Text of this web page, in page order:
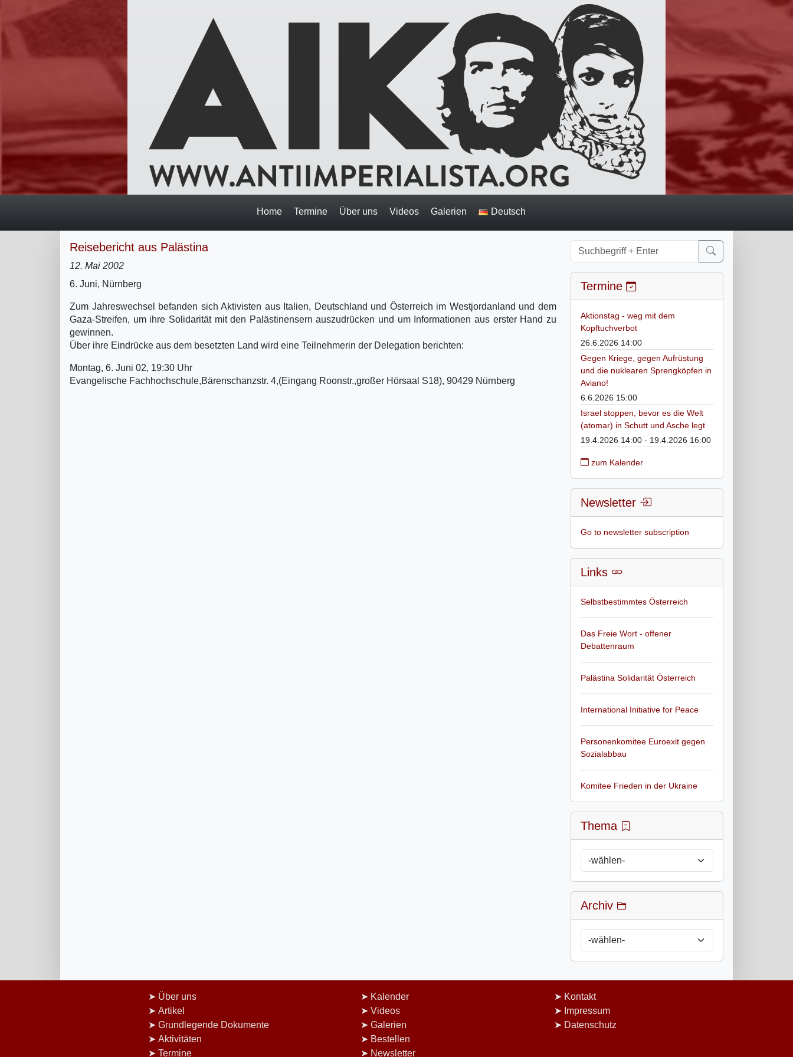
Home Termine Über uns Videos Galerien Deutsch
Reisebericht aus Palästina
12. Mai 2002
6. Juni, Nürnberg
Zum Jahreswechsel befanden sich Aktivisten aus Italien, Deutschland und Österreich im Westjordanland und dem
Gaza-Streifen, um ihre Solidarität mit den Palästinensern auszudrücken und um Informationen aus erster Hand zu
gewinnen.
Über ihre Eindrücke aus dem besetzten Land wird eine Teilnehmerin der Delegation berichten:
Montag, 6. Juni 02, 19:30 Uhr
Evangelische Fachhochschule,Bärenschanzstr. 4,(Eingang Roonstr.,großer Hörsaal S18), 90429 Nürnberg
Termine
Aktionstag - weg mit dem
Kopftuchverbot
26.6.2026 14:00
Gegen Kriege, gegen Aufrüstung
und die nuklearen Sprengköpfen in
Aviano!
6.6.2026 15:00
Israel stoppen, bevor es die Welt
(atomar) in Schutt und Asche legt
19.4.2026 14:00 - 19.4.2026 16:00
zum Kalender
Newsletter
Go to newsletter subscription
Links
Selbstbestimmtes Österreich
Das Freie Wort - offener
Debattenraum
Palästina Solidarität Österreich
International Initiative for Peace
Personenkomitee Euroexit gegen
Sozialabbau
Komitee Frieden in der Ukraine
Thema
Archiv
Über uns
Artikel
Grundlegende Dokumente
Aktivitäten
Termine
Kalender
Videos
Galerien
Bestellen
Newsletter
Kontakt
Impressum
Datenschutz